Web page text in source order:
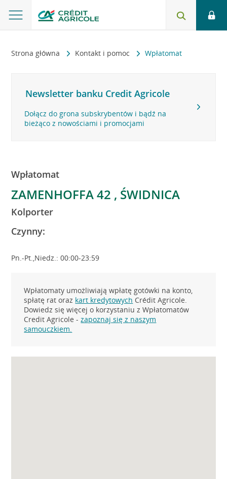
Strona główna Kontakt i pomoc Wpłatomat
Newsletter banku Credit Agricole
Dołącz do grona subskrybentów i bądź na
bieżąco z nowościami i promocjami
Wpłatomat
ZAMENHOFFA 42 , ŚWIDNICA
Kolporter
Czynny:
Pn.-Pt.,Niedz.: 00:00-23:59
Wpłatomaty umożliwiają wpłatę gotówki na konto,
spłatę rat oraz kart kredytowych Crédit Agricole.
Dowiedz się więcej o korzystaniu z Wpłatomatów
Credit Agricole -zapoznaj się z naszym
samouczkiem.